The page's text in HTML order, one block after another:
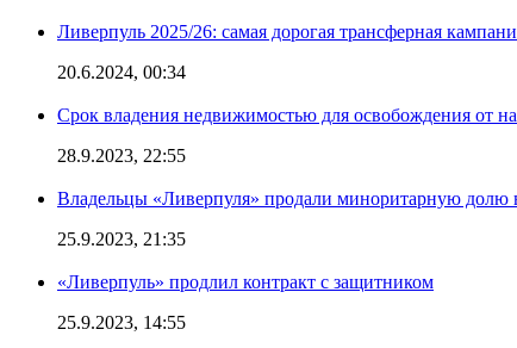
Ливерпуль 2025/26: самая дорогая трансферная
20.6.2024, 00:34
Срок владения недвижимостью для освобождения от
28.9.2023, 22:55
Владельцы «Ливерпуля» продали миноритарную долю
25.9.2023, 21:35
«Ливерпуль» продлил контракт с защитником
25.9.2023, 14:55